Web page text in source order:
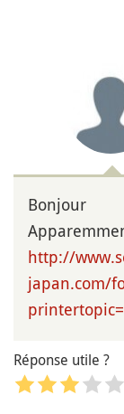
Bonjour
http://
japan.com/
Réponse utile ?